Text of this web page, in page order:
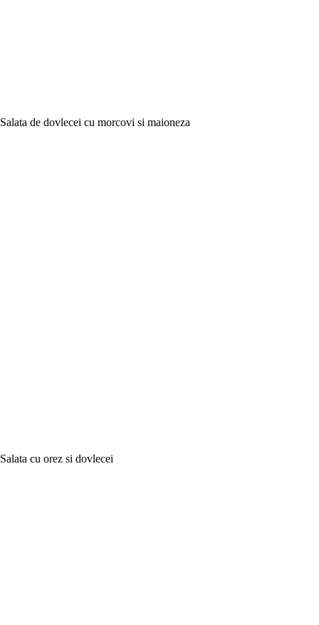
Salata de dovlecei cu morcovi si maioneza
Salata cu orez si dovlecei